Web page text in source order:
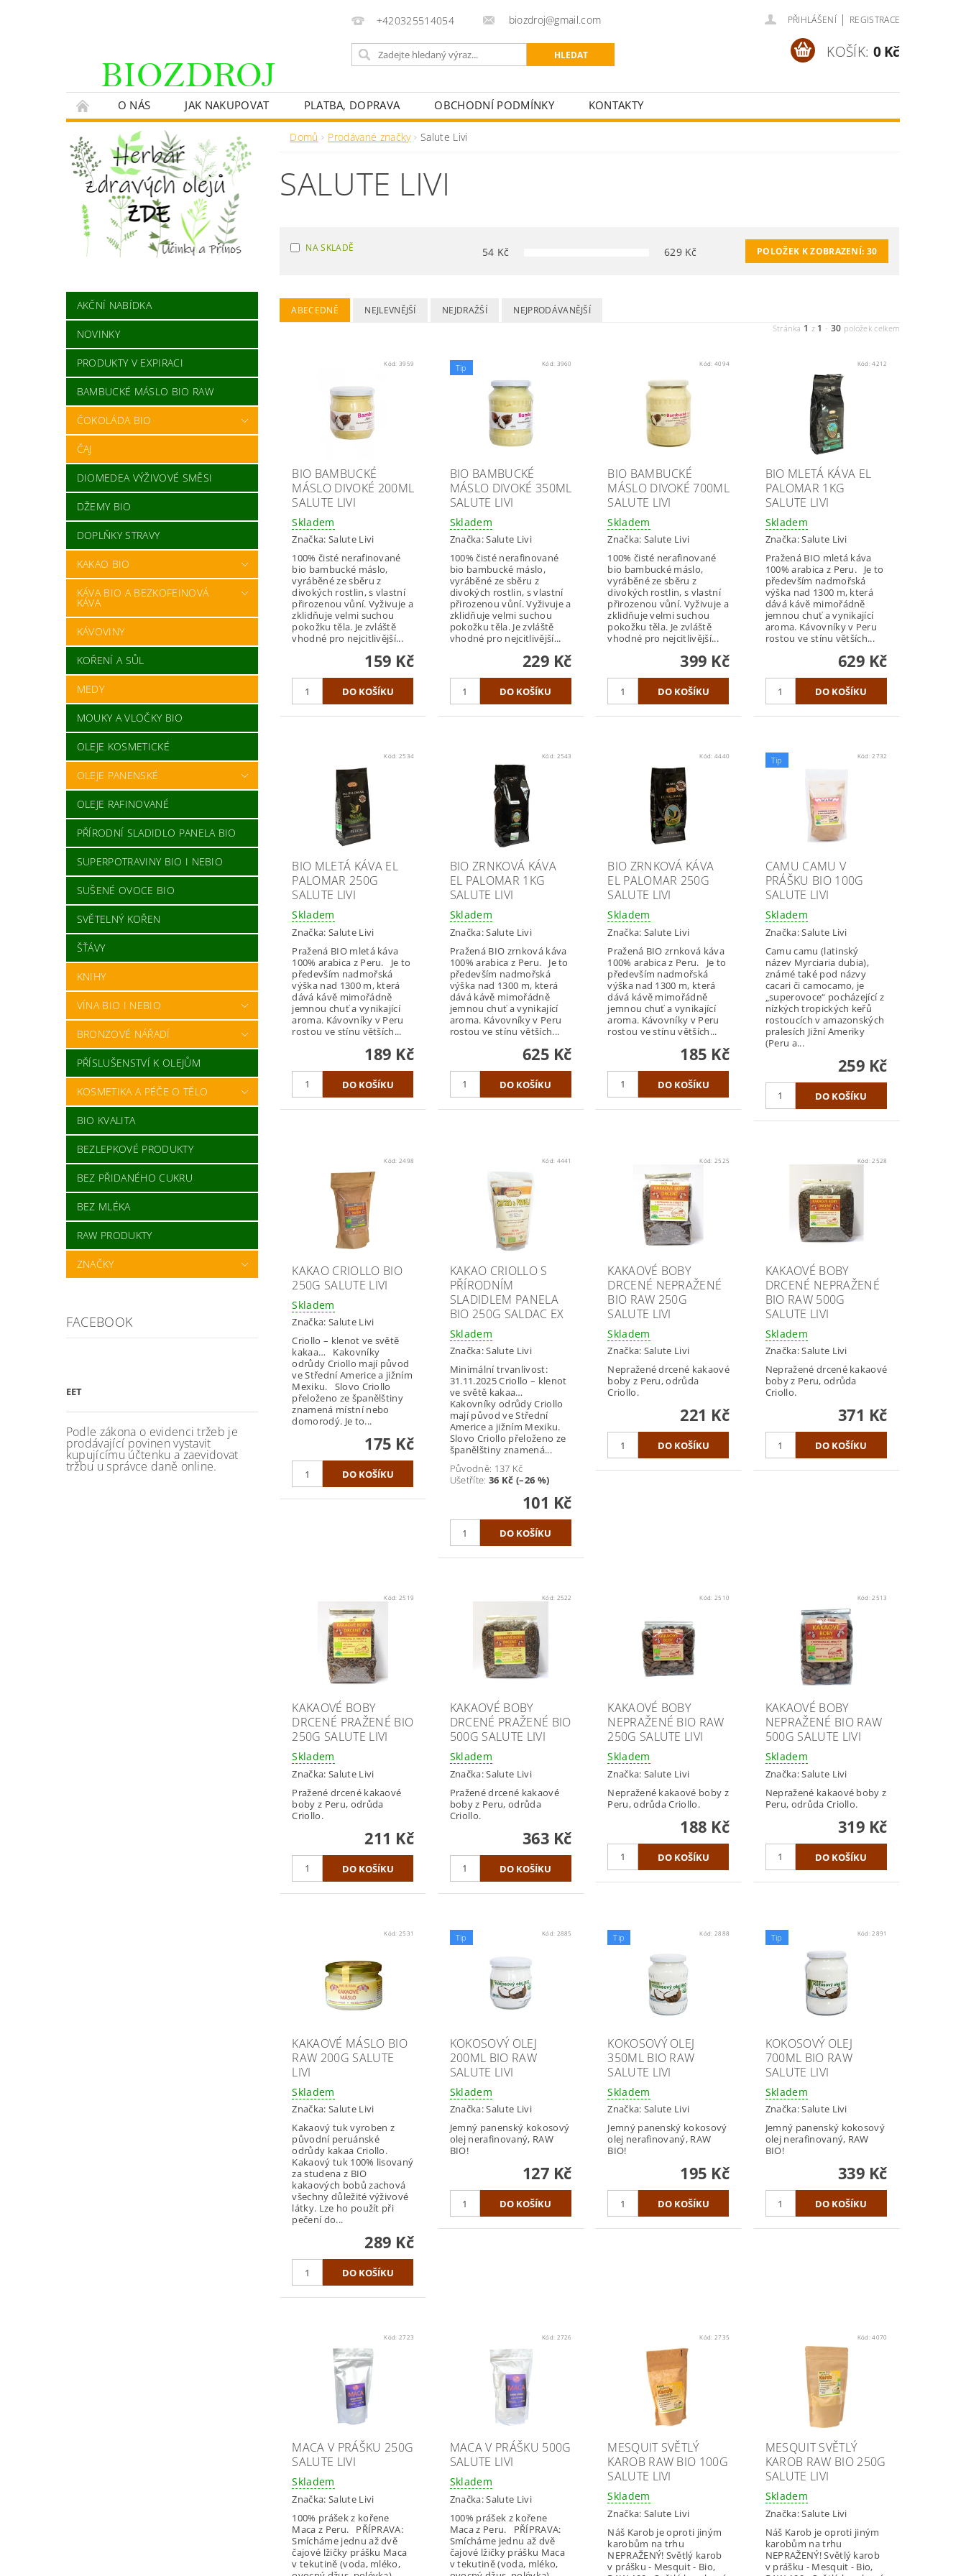
+420325514054 biozdroj@gmail.com PŘIHLÁŠENÍ | REGISTRACE
KOŠÍK: 0 Kč
O NÁS JAK NAKUPOVAT PLATBA, DOPRAVA OBCHODNÍ PODMÍNKY KONTAKTY
AKČNÍ NABÍDKA
NOVINKY
PRODUKTY V EXPIRACI
BAMBUCKÉ MÁSLO BIO RAW
ČOKOLÁDA BIO
ČAJ
DIOMEDEA VÝŽIVOVÉ SMĚSI
DŽEMY BIO
DOPLŇKY STRAVY
KAKAO BIO
KÁVA BIO A BEZKOFEINOVÁ
KÁVA
KÁVOVINY
KOŘENÍ A SŮL
MEDY
MOUKY A VLOČKY BIO
OLEJE KOSMETICKÉ
OLEJE PANENSKÉ
OLEJE RAFINOVANÉ
PŘÍRODNÍ SLADIDLO PANELA BIO
SUPERPOTRAVINY BIO I NEBIO
SUŠENÉ OVOCE BIO
SVĚTELNÝ KOŘEN
ŠŤÁVY
KNIHY
VÍNA BIO I NEBIO
BRONZOVÉ NÁŘADÍ
PŘÍSLUŠENSTVÍ K OLEJŮM
KOSMETIKA A PÉČE O TĚLO
BIO KVALITA
BEZLEPKOVÉ PRODUKTY
BEZ PŘIDANÉHO CUKRU
BEZ MLÉKA
RAW PRODUKTY
ZNAČKY
FACEBOOK
EET
Podle zákona o evidenci tržeb je
prodávající povinen vystavit
kupujícímu účtenku a zaevidovat
tržbu u správce daně online.
Domů Prodávané značky Salute Livi
SALUTE LIVI
NA SKLADĚ 54 Kč 629Kč POLOŽEK K ZOBRAZENÍ: 30
ABECEDNĚ NEJLEVNĚJŠÍ NEJDRAŽŠÍ NEJPRODÁVANĚJŠÍ
Stránka 1 z 1 - 30 položek celkem
Kód:3959
BIO BAMBUCKÉ
MÁSLO DIVOKÉ 200ML
SALUTE LIVI
Skladem
Značka: Salute Livi
100% čisté nerafinované
bio bambucké máslo,
vyráběné ze sběru z
divokých rostlin, s vlastní
přirozenou vůní. Vyživuje a
zklidňuje velmi suchou
pokožku těla. Je zvláště
vhodné pro nejcitlivější...
159 Kč
Tip Kód: 3960
BIO BAMBUCKÉ
MÁSLO DIVOKÉ 350ML
SALUTE LIVI
Skladem
Značka:Salute Livi
100% čisté nerafinované
bio bambucké máslo,
vyráběné ze sběru z
divokých rostlin, s vlastní
přirozenou vůní. Vyživuje a
zklidňuje velmi suchou
pokožku těla. Je zvláště
vhodné pro nejcitlivější...
229 Kč
Kód: 4094
BIO BAMBUCKÉ
MÁSLO DIVOKÉ 700ML
SALUTE LIVI
Skladem
Značka: Salute Livi
100% čisté nerafinované
bio bambucké máslo,
vyráběné ze sběru z
divokých rostlin, s vlastní
přirozenou vůní. Vyživuje a
zklidňuje velmi suchou
pokožku těla. Je zvláště
vhodné pro nejcitlivější...
399 Kč
Kód:4212
BIO MLETÁ KÁVA EL
PALOMAR 1KG
SALUTE LIVI
Skladem
Značka:Salute Livi
Pražená BIO mletá káva
100% arabica z Peru. Je to
především nadmořská
výška nad 1300 m, která
dává kávě mimořádně
jemnou chuť a vynikající
aroma. Kávovníky v Peru
rostou ve stínu větších...
629 Kč
Kód:2534
BIO MLETÁ KÁVA EL
PALOMAR 250G
SALUTE LIVI
Skladem
Značka: Salute Livi
Pražená BIO mletá káva
100% arabica z Peru. Je to
především nadmořská
výška nad 1300 m, která
dává kávě mimořádně
jemnou chuť a vynikající
aroma. Kávovníky v Peru
rostou ve stínu větších...
189 Kč
Kód: 2543
BIO ZRNKOVÁ KÁVA
EL PALOMAR 1KG
SALUTE LIVI
Skladem
Značka:Salute Livi
Pražená BIO zrnková káva
100% arabica z Peru. Je to
především nadmořská
výška nad 1300 m, která
dává kávě mimořádně
jemnou chuť a vynikající
aroma. Kávovníky v Peru
rostou ve stínu větších...
625 Kč
Kód: 4440
BIO ZRNKOVÁ KÁVA
EL PALOMAR 250G
SALUTE LIVI
Skladem
Značka: Salute Livi
Pražená BIO zrnková káva
100% arabica z Peru. Je to
především nadmořská
výška nad 1300 m, která
dává kávě mimořádně
jemnou chuť a vynikající
aroma. Kávovníky v Peru
rostou ve stínu větších...
185 Kč
Tip Kód:2732
CAMU CAMU V
PRÁŠKU BIO 100G
SALUTE LIVI
Skladem
Značka:Salute Livi
Camu camu (latinský
název Myrciaria dubia),
známé také pod názvy
cacari či camocamo, je
„superovoce“ pocházející z
nízkých tropických keřů
rostoucích v amazonských
pralesích Jižní Ameriky
(Peru a...
259 Kč
Kód:2498
KAKAO CRIOLLO BIO
250G SALUTE LIVI
Skladem
Značka: Salute Livi
Criollo – klenot ve světě
kakaa… Kakovníky
odrůdy Criollo mají původ
ve Střední Americe a jižním
Mexiku. Slovo Criollo
přeloženo ze španělštiny
znamená místní nebo
domorodý. Je to...
175 Kč
Kód: 4441
KAKAO CRIOLLO S
PŘÍRODNÍM
SLADIDLEM PANELA
BIO 250G SALDAC EX
Skladem
Značka:Salute Livi
Minimální trvanlivost:
31.11.2025 Criollo – klenot
ve světě kakaa…
Kakovníky odrůdy Criollo
mají původ ve Střední
Americe a jižním Mexiku.
Slovo Criollo přeloženo ze
španělštiny znamená...
Původně: 137 Kč
Ušetříte:36 Kč (–26 %)
101 Kč
Kód: 2525
KAKAOVÉ BOBY
DRCENÉ NEPRAŽENÉ
BIO RAW 250G
SALUTE LIVI
Skladem
Značka: Salute Livi
Nepražené drcené kakaové
boby z Peru, odrůda
Criollo.
221 Kč
Kód:2528
KAKAOVÉ BOBY
DRCENÉ NEPRAŽENÉ
BIO RAW 500G
SALUTE LIVI
Skladem
Značka:Salute Livi
Nepražené drcené kakaové
boby z Peru, odrůda
Criollo.
371 Kč
Kód:2519
KAKAOVÉ BOBY
DRCENÉ PRAŽENÉ BIO
250G SALUTE LIVI
Skladem
Značka: Salute Livi
Pražené drcené kakaové
boby z Peru, odrůda
Criollo.
211 Kč
Kód: 2522
KAKAOVÉ BOBY
DRCENÉ PRAŽENÉ BIO
500G SALUTE LIVI
Skladem
Značka:Salute Livi
Pražené drcené kakaové
boby z Peru, odrůda
Criollo.
363 Kč
Kód: 2510
KAKAOVÉ BOBY
NEPRAŽENÉ BIO RAW
250G SALUTE LIVI
Skladem
Značka: Salute Livi
Nepražené kakaové boby z
Peru, odrůda Criollo.
188 Kč
Kód:2513
KAKAOVÉ BOBY
NEPRAŽENÉ BIO RAW
500G SALUTE LIVI
Skladem
Značka:Salute Livi
Nepražené kakaové boby z
Peru, odrůda Criollo.
319 Kč
Kód:2531
KAKAOVÉ MÁSLO BIO
RAW 200G SALUTE
LIVI
Skladem
Značka: Salute Livi
Kakaový tuk vyroben z
původní peruánské
odrůdy kakaa Criollo.
Kakaový tuk 100% lisovaný
za studena z BIO
kakaových bobů zachová
všechny důležité výživové
látky. Lze ho použít při
pečení do...
289 Kč
Tip Kód: 2885
KOKOSOVÝ OLEJ
200ML BIO RAW
SALUTE LIVI
Skladem
Značka:Salute Livi
Jemný panenský kokosový
olej nerafinovaný, RAW
BIO!
127 Kč
Tip Kód: 2888
KOKOSOVÝ OLEJ
350ML BIO RAW
SALUTE LIVI
Skladem
Značka: Salute Livi
Jemný panenský kokosový
olej nerafinovaný, RAW
BIO!
195 Kč
Tip Kód:2891
KOKOSOVÝ OLEJ
700ML BIO RAW
SALUTE LIVI
Skladem
Značka:Salute Livi
Jemný panenský kokosový
olej nerafinovaný, RAW
BIO!
339 Kč
Kód:2723
MACA V PRÁŠKU 250G
SALUTE LIVI
Skladem
Značka: Salute Livi
100% prášek z kořene
Maca z Peru. PŘÍPRAVA:
Smícháme jednu až dvě
čajové lžičky prášku Maca
v tekutině (voda, mléko,
Kód: 2726
MACA V PRÁŠKU 500G
SALUTE LIVI
Skladem
Značka:Salute Livi
100% prášek z kořene
Maca z Peru. PŘÍPRAVA:
Smícháme jednu až dvě
čajové lžičky prášku Maca
v tekutině (voda, mléko,
Kód: 2735
MESQUIT SVĚTLÝ
KAROB RAW BIO 100G
SALUTE LIVI
Skladem
Značka: Salute Livi
Náš Karob je oproti jiným
karobům na trhu
NEPRAŽENÝ! Světlý karob
v prášku - Mesquit - Bio,
Kód:4070
MESQUIT SVĚTLÝ
KAROB RAW BIO 250G
SALUTE LIVI
Skladem
Značka:Salute Livi
Náš Karob je oproti jiným
karobům na trhu
NEPRAŽENÝ! Světlý karob
v prášku - Mesquit - Bio,